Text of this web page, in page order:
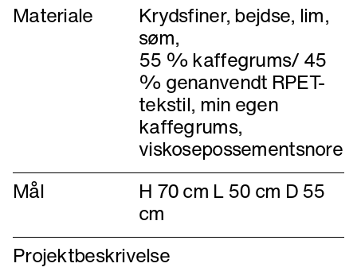
Materiale
Krydsfiner, bejdse, lim,
søm,
55 % kaffegrums/ 45
% genanvendt RPET-
tekstil, min egen
kaffegrums,
viskosepossementsnore
Mål
H 70 cm L 50 cm D 55
cm
Projektbeskrivelse